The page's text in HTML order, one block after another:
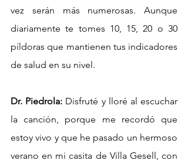
vez serán más numerosas. Aunque
diariamente te tomes 10, 15, 20 o 30
píldoras que mantienen tus indicadores
de salud en su nivel.
Dr. Piedrola: Disfruté y lloré al escuchar
la canción, porque me recordó que
estoy vivo y que he pasado un hermoso
verano en mi casita de Villa Gesell, con